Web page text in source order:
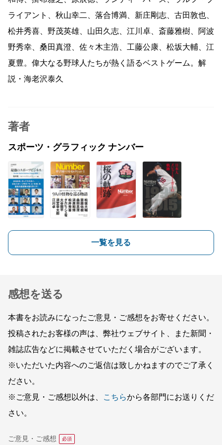
ライアント、秋山幸二、落合博満、新庄剛志、古田敦也、
松井秀喜、野茂英雄、山田久志、江川卓、斎藤雅樹、阿波
野秀幸、桑田真澄、佐々木主浩、工藤公康、松坂大輔、江
夏豊。偉大なる野球人たちが熱く語るベストゲーム。解
説・海老沢泰久
著者
スポーツ・グラフィック ナンバー
一覧を見る
感想を送る
本書をお読みになったご意見・ご感想をお寄せください。
投稿されたお客様の声は、弊社ウェブサイト、また新聞・
雑誌広告などに掲載させていただく場合がございます。
※いただいた内容へのご返信は致しかねますのでご了承く
ださい。
※ご意見・ご感想以外は、
こちらから各部門にお送りくだ
さい。
ご意見・ご感想